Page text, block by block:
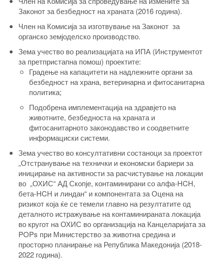
Законот за безбедност на храната (2016 година).
Член на Комисија за изготвување на Законот за
органско земјоделско производство.
Зема учество во реализацијата на ИПА (Инструментот
за претпристапна помош) проектите:
Градење на капацитети на надлежните органи за
безбедност на храна, ветеринарна и фитосанитарна
политика;
Подобрена имплементација на здравјето на
животните, безбедноста на храната и
фитосанитарното законодавство и соодветните
информациски системи.
Зема учество во консултативни состаноци за проектот
„Отстранување на технички и економски бариери за
иницирање на активности за расчистување на локации
во „ОХИС“ АД Скопје, контаминирани со алфа-HCH,
бета-HCH и линдан“ и компонентата за Оцена на
ризикот која ќе се темели главно на резултатите од
деталното истражување на контаминираната локација
во кругот на ОХИС во организација на Канцеларијата за
POPs при Министерство за животна средина и
просторно планирање на Република Македонија (2018-
2022 година).